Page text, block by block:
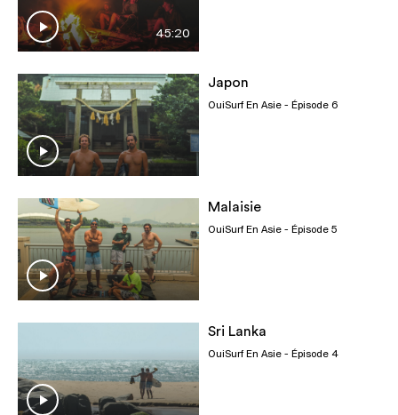
45:20
Japon
OuiSurf En Asie - Épisode 6
Malaisie
OuiSurf En Asie - Épisode 5
Sri Lanka
OuiSurf En Asie - Épisode 4